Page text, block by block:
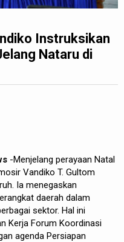
Instruksikan
Nataru di
-Menjelang perayaan Natal
Vandiko T. Gultom
Ia menegaskan
daerah dalam
sektor. Hal ini
Kerja Forum Koordinasi
agenda Persiapan